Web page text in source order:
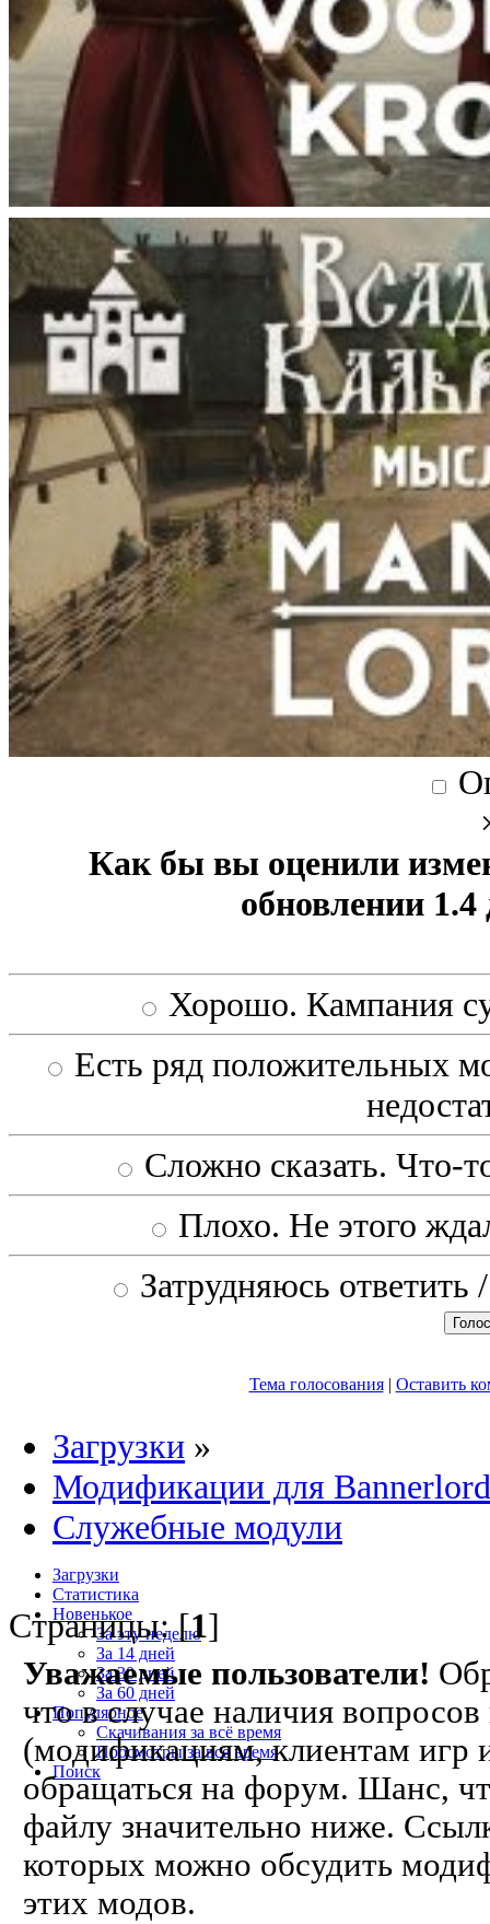
Как бы вы оценили
обновлении
Хорошо. Кампания
Есть ряд положительных
Сложно сказать. Что-
Плохо. Не этого
Затрудняюсь
Тема голосования| Оставить
Загрузки »
Модификации для Bannerlord
Служебные модули
Загрузки
Статистика
Новенькое
За эту неделю
За 14 дней
За 30 дней
За 60 дней
Популярное
Скачивания за всё время
Просмотры за всё время
Поиск
Страницы: [1]
Уважаемые пользователи!
что в случае наличия
(модификациям, клиентам игр
обращаться на форум. Шанс,
файлу значительно ниже.
которых можно обсудить
этих модов.